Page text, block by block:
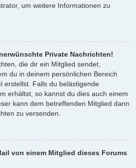
um weitere Informationen zu
Private Nachrichten!
die dir ein Mitglied sendet,
du in deinem persönlichen Bereich
erstellst. Falls du belästigende
erhältst, so kannst du dies auch einem
kann dem betreffenden Mitglied dann
zu versenden.
von einem Mitglied dieses Forums